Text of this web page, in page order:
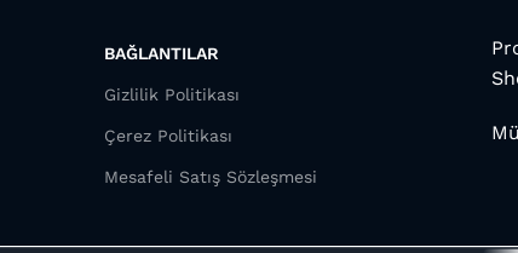
BAĞLANTILAR
Gizlilik Politikası
Çerez Politikası
Mesafeli Satış Sözleşmesi